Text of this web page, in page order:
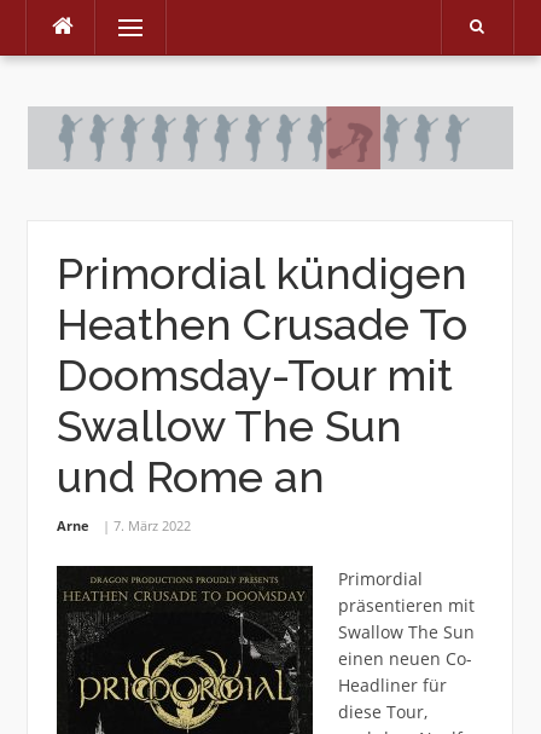
Skip
Menu
Primordial kündigen
Heathen Crusade To
Doomsday-Tour mit
Swallow The Sun
und Rome an
Arne 7. März 2022
Primordial
präsentieren mit
Swallow The Sun
einen neuen Co-
Headliner für
diese Tour,